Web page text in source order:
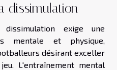
dissimulation
exige une
mentale et physique,
désirant exceller
L'entraînement mental